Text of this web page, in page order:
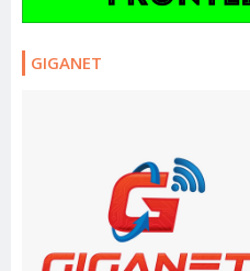
GIGANET